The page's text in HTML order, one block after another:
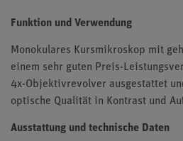
Funktion und Verwendung
Monokulares Kursmikroskop mit
einem sehr guten Preis-
4x-Objektivrevolver ausgestattet
optische Qualität in Kontrast und
Ausstattung und technische Daten